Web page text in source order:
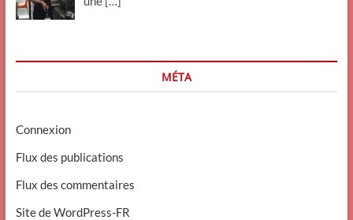
MÉTA
Connexion
Flux des publications
Flux des commentaires
Site de WordPress-FR